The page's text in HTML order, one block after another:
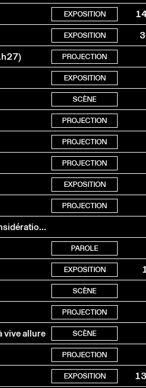
EXPOSITION
EXPOSITION
PROJECTION
EXPOSITION
SCÈNE
PROJECTION
PROJECTION
PROJECTION
EXPOSITION
PROJECTION
L’adoration des mages selon Marcel ou quelques considérations sur les corrélations entre l’art et le fromage.
PAROLE
EXPOSITION
SCÈNE
PROJECTION
vive allure SCÈNE
PROJECTION
EXPOSITION